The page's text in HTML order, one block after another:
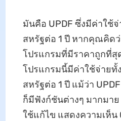
มันคือ UPDF ซึ่งมีค่าใช้
สหรัฐต่อ 1 ปี หากคุณคิดว่
โปรแกรมที่มีราคาถูกที่
โปรแกรมนี้มีค่าใช้จ่ายทั้
สหรัฐต่อ 1 ปี แม้ว่า
ก็มีฟังก์ชันต่างๆ มากมา
ใช้แก้ไข แสดงความเห็น